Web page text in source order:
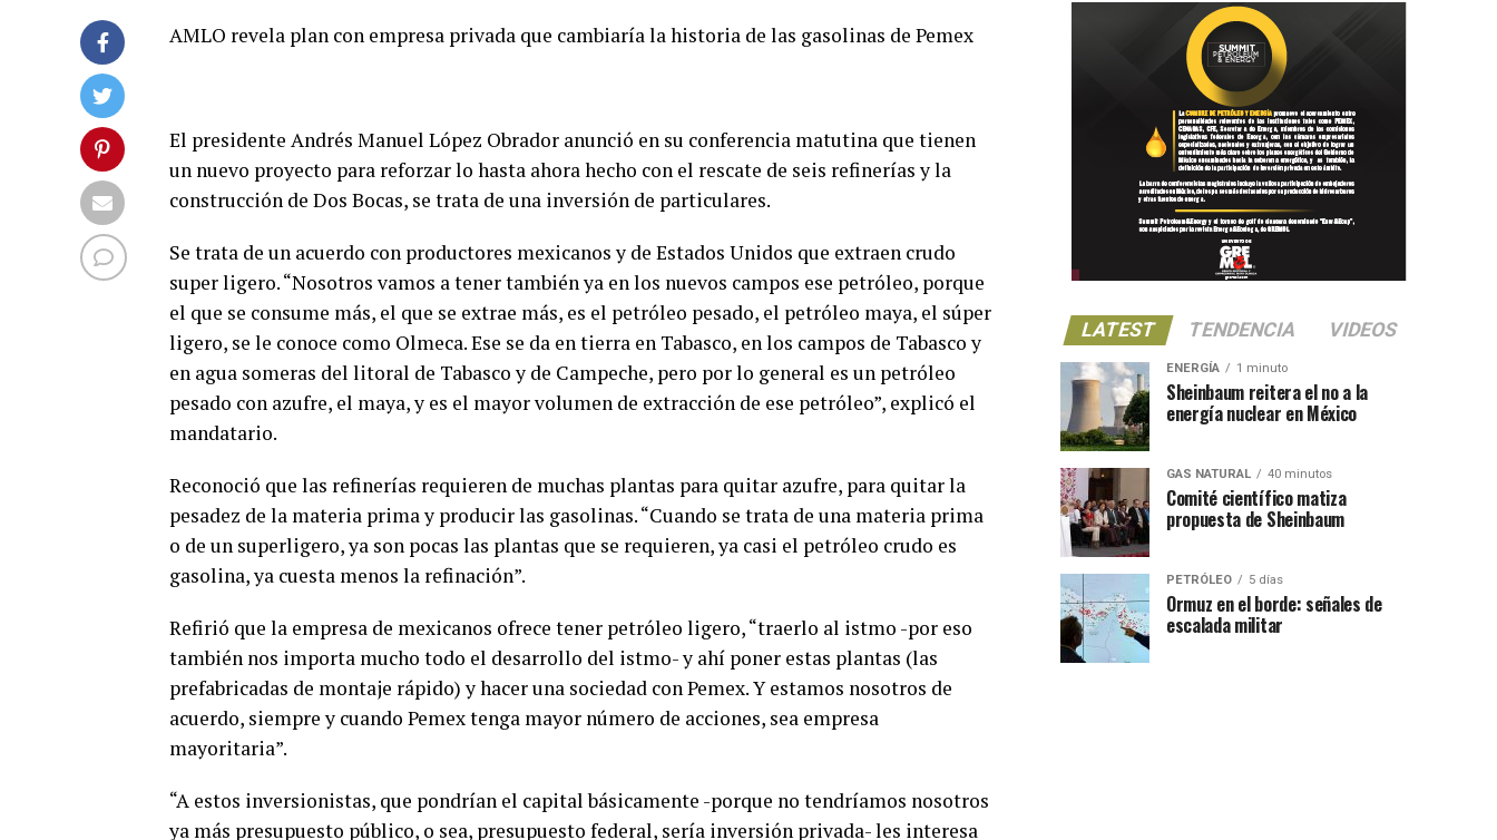
AMLO revela plan con empresa privada que cambiaría la historia de las gasolinas de Pemex
El presidente Andrés Manuel López Obrador anunció en su conferencia matutina que tienen
un nuevo proyecto para reforzar lo hasta ahora hecho con el rescate de seis refinerías y la
construcción de Dos Bocas, se trata de una inversión de particulares.
Se trata de un acuerdo con productores mexicanos y de Estados Unidos que extraen crudo
super ligero. “Nosotros vamos a tener también ya en los nuevos campos ese petróleo, porque
el que se consume más, el que se extrae más, es el petróleo pesado, el petróleo maya, el súper
ligero, se le conoce como Olmeca. Ese se da en tierra en Tabasco, en los campos de Tabasco y
en agua someras del litoral de Tabasco y de Campeche, pero por lo general es un petróleo
pesado con azufre, el maya, y es el mayor volumen de extracción de ese petróleo”, explicó el
mandatario.
Reconoció que las refinerías requieren de muchas plantas para quitar azufre, para quitar la
pesadez de la materia prima y producir las gasolinas. “Cuando se trata de una materia prima
o de un superligero, ya son pocas las plantas que se requieren, ya casi el petróleo crudo es
gasolina, ya cuesta menos la refinación”.
Refirió que la empresa de mexicanos ofrece tener petróleo ligero, “traerlo al istmo -por eso
también nos importa mucho todo el desarrollo del istmo- y ahí poner estas plantas (las
prefabricadas de montaje rápido) y hacer una sociedad con Pemex. Y estamos nosotros de
acuerdo, siempre y cuando Pemex tenga mayor número de acciones, sea empresa
mayoritaria”.
“A estos inversionistas, que pondrían el capital básicamente -porque no tendríamos nosotros
ya más presupuesto público, o sea, presupuesto federal, sería inversión privada- les interesa
LATEST TENDENCIA VIDEOS
ENERGÍA 1 minuto
Sheinbaum reitera el no a la
energía nuclear en México
GAS NATURAL 40 minutos
Comité científico matiza
propuesta de Sheinbaum
PETRÓLEO 5 días
Ormuz en el borde: señales de
escalada militar